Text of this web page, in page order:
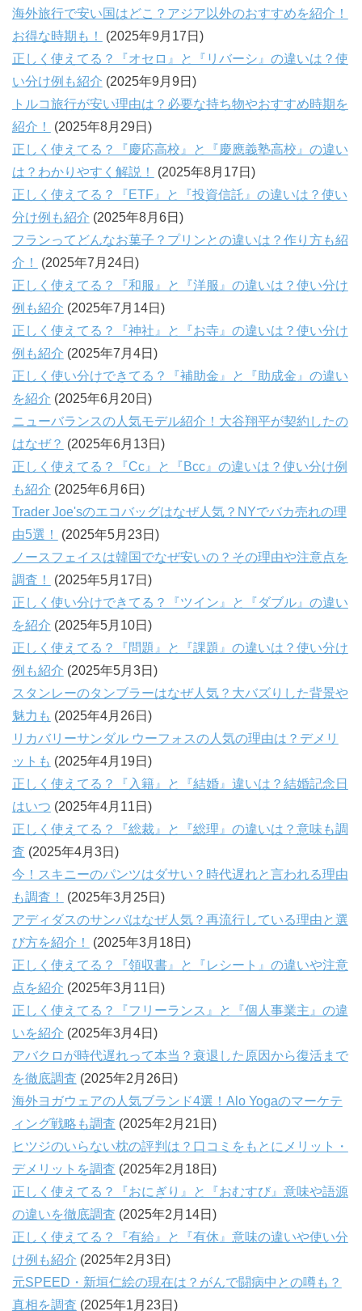
海外旅行で安い国はどこ？アジア以外のおすすめを紹介！
お得な時期も！
(2025年9月17日)
正しく使えてる？『オセロ』と『リバーシ』の違いは？使
い分け例も紹介 (2025年9月9日)
トルコ旅行が安い理由は？必要な持ち物やおすすめ時期を
紹介！
(2025年8月29日)
正しく使えてる？『慶応高校』と『慶應義塾高校』の違い
は？わかりやすく解説！
(2025年8月17日)
正しく使えてる？『ETF』と『投資信託』の違いは？使い
分け例も紹介 (2025年8月6日)
フランってどんなお菓子？プリンとの違いは？作り方も紹
介！
(2025年7月24日)
正しく使えてる？『和服』と『洋服』の違いは？使い分け
例も紹介 (2025年7月14日)
正しく使えてる？『神社』と『お寺』の違いは？使い分け
例も紹介 (2025年7月4日)
正しく使い分けできてる？『補助金』と『助成金』の違い
を紹介 (2025年6月20日)
ニューバランスの人気モデル紹介！大谷翔平が契約したの
はなぜ？ (2025年6月13日)
正しく使えてる？『Cc』と『Bcc』の違いは？使い分け例
も紹介 (2025年6月6日)
Trader Joe'sのエコバッグはなぜ人気？NYでバカ売れの理
由5選！
(2025年5月23日)
ノースフェイスは韓国でなぜ安いの？その理由や注意点を
調査！
(2025年5月17日)
正しく使い分けできてる？『ツイン』と『ダブル』の違い
を紹介 (2025年5月10日)
正しく使えてる？『問題』と『課題』の違いは？使い分け
例も紹介 (2025年5月3日)
スタンレーのタンブラーはなぜ人気？大バズりした背景や
魅力も (2025年4月26日)
リカバリーサンダル ウーフォスの人気の理由は？デメリ
ットも (2025年4月19日)
正しく使えてる？『入籍』と『結婚』違いは？結婚記念日
はいつ (2025年4月11日)
正しく使えてる？『総裁』と『総理』の違いは？意味も調
査 (2025年4月3日)
今！スキニーのパンツはダサい？時代遅れと言われる理由
も調査！
(2025年3月25日)
アディダスのサンバはなぜ人気？再流行している理由と選
び方を紹介！
(2025年3月18日)
正しく使えてる？『領収書』と『レシート』の違いや注意
点を紹介 (2025年3月11日)
正しく使えてる？『フリーランス』と『個人事業主』の違
いを紹介 (2025年3月4日)
アバクロが時代遅れって本当？衰退した原因から復活まで
を徹底調査 (2025年2月26日)
海外ヨガウェアの人気ブランド4選！Alo Yogaのマーケテ
ィング戦略も調査 (2025年2月21日)
ヒツジのいらない枕の評判は？口コミをもとにメリット・
デメリットを調査 (2025年2月18日)
正しく使えてる？『おにぎり』と『おむすび』意味や語源
の違いを徹底調査 (2025年2月14日)
正しく使えてる？『有給』と『有休』意味の違いや使い分
け例も紹介 (2025年2月3日)
元SPEED・新垣仁絵の現在は？がんで闘病中との噂も？
真相を調査 (2025年1月23日)